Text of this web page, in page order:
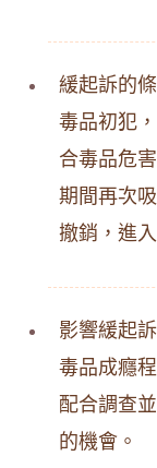
緩起訴的
毒品初犯
合毒品危
期間再次
撤銷，進
影響緩起
毒品成癮
配合調查
的機會。